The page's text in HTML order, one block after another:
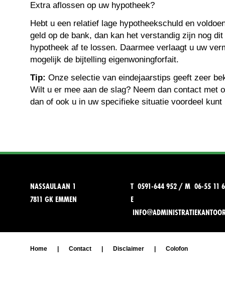
Extra aflossen op uw hypotheek?
Hebt u een relatief lage hypotheekschuld en
geld op de bank, dan kan het verstandig zijn nog
hypotheek af te lossen. Daarmee verlaagt u uw
mogelijk de bijtelling eigenwoningforfait.
Tip: Onze selectie van eindejaarstips geeft zeer
Wilt u er mee aan de slag? Neem dan contact met
dan of ook u in uw specifieke situatie voordeel kunt
NASSAULAAN 1
7811 GK EMMEN
T 0591-644 952 / M 06-55 11
E
Home Contact Disclaimer Colofon